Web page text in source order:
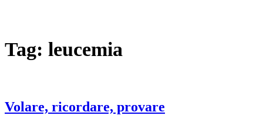
Tag: leucemia
Volare, ricordare, provare